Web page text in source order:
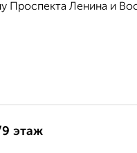
Проспекта Ленина и
9 этаж